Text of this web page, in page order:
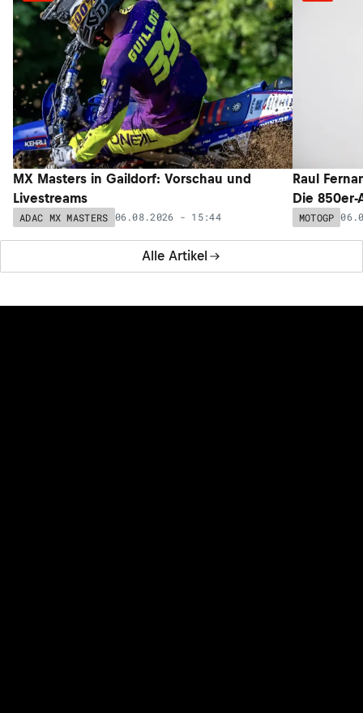
Alle Artikel
MX Masters in Gaildorf: Vorschau und
Livestreams
ADAC MX MASTERS 06.08.2026 - 15:44
Raul
Die
MOTOGP